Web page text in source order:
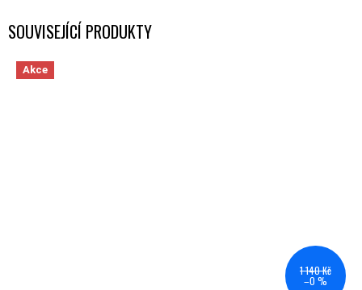
SOUVISEJÍCÍ PRODUKTY
Akce
1 140 Kč
–0 %